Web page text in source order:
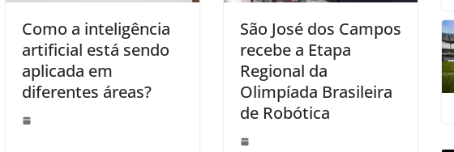
Como a inteligência
artificial está sendo
aplicada em
diferentes áreas?
São José dos Campos
recebe a Etapa
Regional da
Olimpíada Brasileira
de Robótica